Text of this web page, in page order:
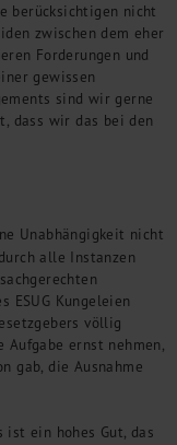
berücksichtigen nicht
zwischen dem eher
Forderungen und
gewissen
sind wir gerne
dass wir das bei den
Unabhängigkeit nicht
alle Instanzen
ESUG Kungeleien
völlig
Aufgabe ernst nehmen,
gab, die Ausnahme
ist ein hohes Gut, das